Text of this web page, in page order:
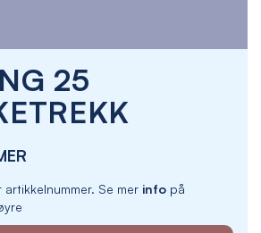
25
Se mer info på